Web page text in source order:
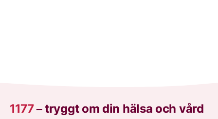
1177–tryggt om din hälsa och vård